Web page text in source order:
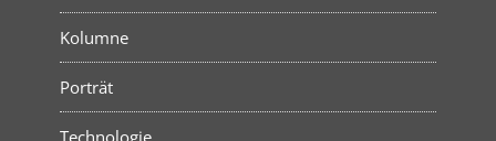
Kolumne
Porträt
Technologie